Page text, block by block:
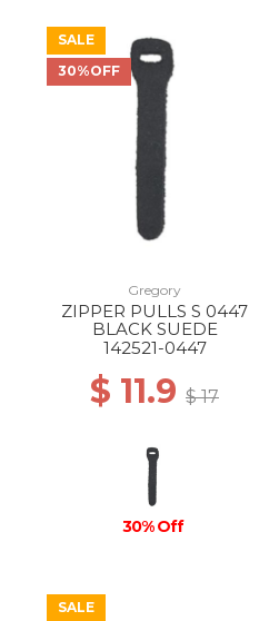
SALE
30%OFF
Gregory
ZIPPER PULLS S 0447
BLACK SUEDE
142521-0447
$ 11.9 $ 17
30% Off
SALE